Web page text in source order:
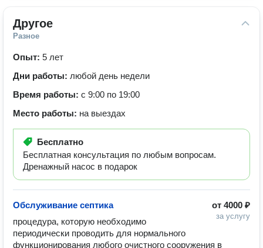
Другое
Разное
Опыт: 5 лет
Дни работы: любой день недели
Время работы: с 9:00 по 19:00
Место работы: на выездах
Бесплатно
Бесплатная консультация по любым вопросам.
Дренажный насос в подарок
от 4000 ₽
за услугу
Обслуживание септика
процедура, которую необходимо
периодически проводить для нормального
функционирования любого очистного сооружения в